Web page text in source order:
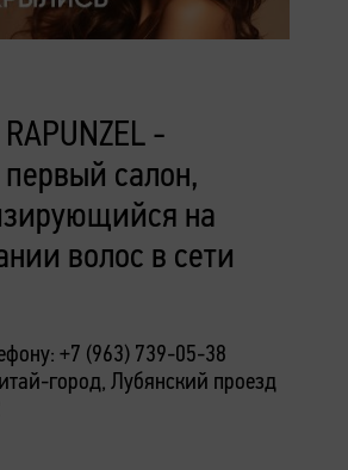
-
салон,
на
волос в сети
+7 (963) 739-05-38
город, Лубянский проезд